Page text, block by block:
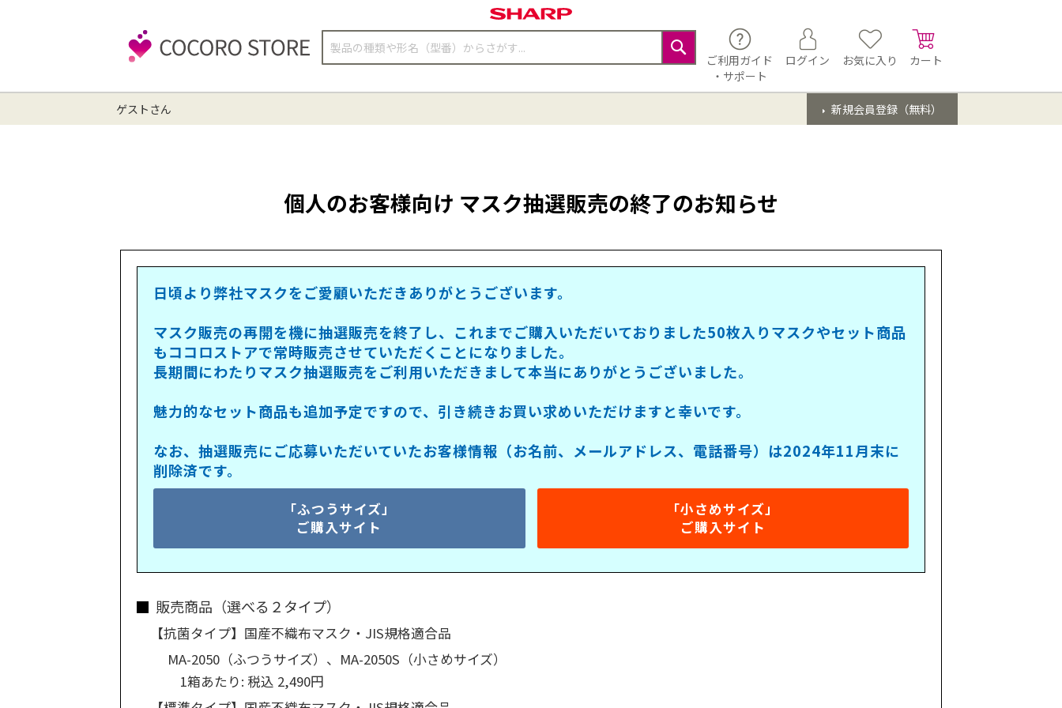
検
検
ご利用ガイド
・サポート
ログイン お気に入り カート
新規会員登録（無料）
ゲストさん
個人のお客様向け マスク抽選販売の終了のお知らせ
日頃より弊社マスクをご愛顧いただきありがとうございます。
マスク販売の再開を機に抽選販売を終了し、これまでご購入いただいておりました50枚入りマスクやセット商品
もココロストアで常時販売させていただくことになりました。
長期間にわたりマスク抽選販売をご利用いただきまして本当にありがとうございました。
魅力的なセット商品も追加予定ですので、引き続きお買い求めいただけますと幸いです。
なお、抽選販売にご応募いただいていたお客様情報（お名前、メールアドレス、電話番号）は2024年11月末に
削除済です。
「ふつうサイズ」
ご購入サイト
「小さめサイズ」
ご購入サイト
販売商品（選べる２タイプ）
【抗菌タイプ】国産不織布マスク・JIS規格適合品
MA-2050（ふつうサイズ）、MA-2050S（小さめサイズ）
1箱あたり: 税込 2,490円